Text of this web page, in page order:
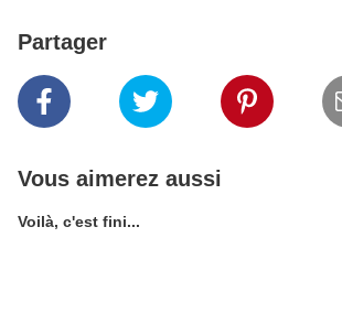
Partager
Vous aimerez aussi
Voilà, c'est fini...